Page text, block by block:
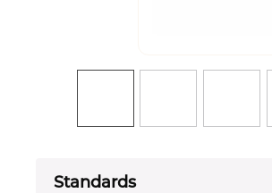
Standards